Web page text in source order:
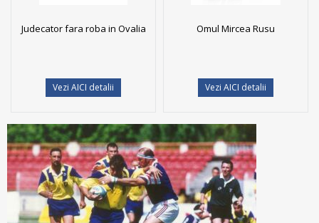
Judecator fara roba in Ovalia
Vezi AICI detalii
Omul Mircea Rusu
Vezi AICI detalii